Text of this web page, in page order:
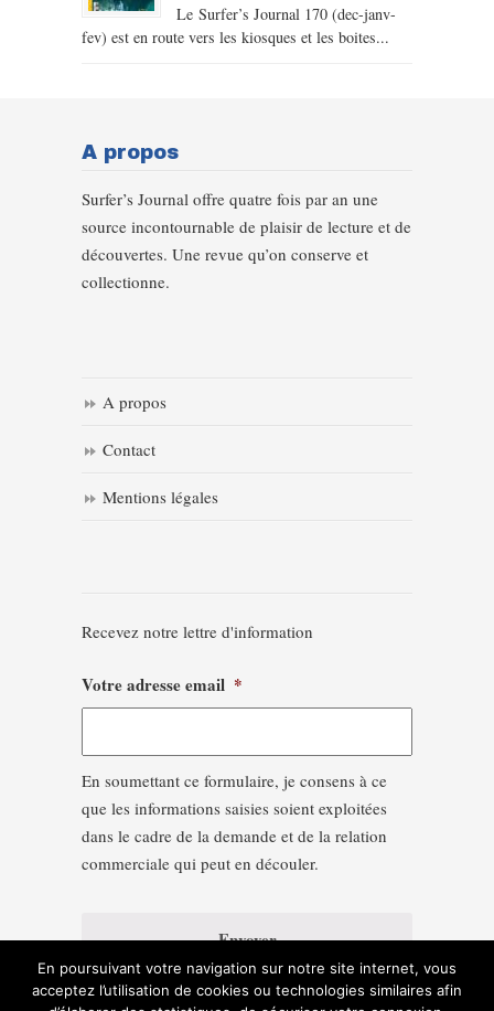
Le Surfer’s Journal 170 (dec-janv-
fev) est en route vers les kiosques et les boites...
A propos
Surfer’s Journal offre quatre fois par an une
source incontournable de plaisir de lecture et de
découvertes. Une revue qu’on conserve et
collectionne.
A propos
Contact
Mentions légales
Recevez notre lettre d'information
Votre adresse email *
En soumettant ce formulaire, je consens à ce
que les informations saisies soient exploitées
dans le cadre de la demande et de la relation
commerciale qui peut en découler.
En poursuivant votre navigation sur notre site internet, vous
acceptez l’utilisation de cookies ou technologies similaires afin